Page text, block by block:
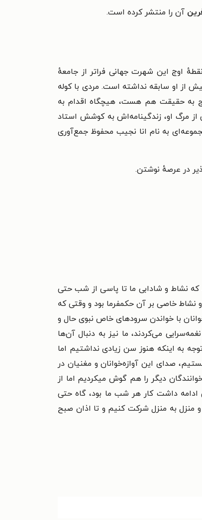
آن را منتشر کرده است.
اوج این شهرت جهانی فراتر از جامعهٔ
از او سابقه نداشته است. مردی با کوله
به حقیقت هم هست، هیچگاه اقدام به
مرگ او، زندگینامه‌اش به کوشش استاد
به نام انا نجیب محفوظ جمع‌آوری
در عرصهٔ نوشتن.
نشاط و شادابی ما تا پاسی از شب حتی
نشاط خاصی بر آن حکمفرما بود و وقتی که
با خواندن سرودهای خاص نبوی حال و
می‌کردند، ما نیز به دنبال آن‌ها
به اینکه هنوز سن زیادی نداشتیم اما
صدای این آوازه‌خوانان و مغنیان در
دیگر راهم گوش میکردیم اما از
داشت کار هر شب ما بود، گاه حتی
و منزل به منزل شرکت کنیم و تا اذان صبح